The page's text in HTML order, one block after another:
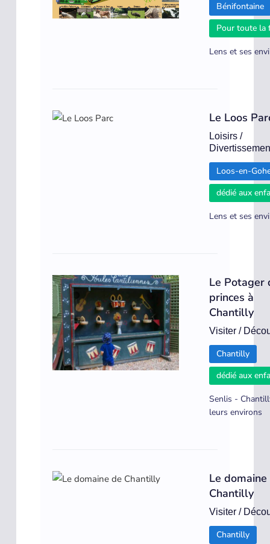
Bénifontaine
Pour toute la
Lens et ses
Le Loos
Loisirs /
Loos-en-
dédié aux
Lens et ses
Le Potager
princes à
Chantilly
Visiter /
Chantilly
dédié aux
Senlis -
leurs environs
Le
Chantilly
Visiter /
Chantilly